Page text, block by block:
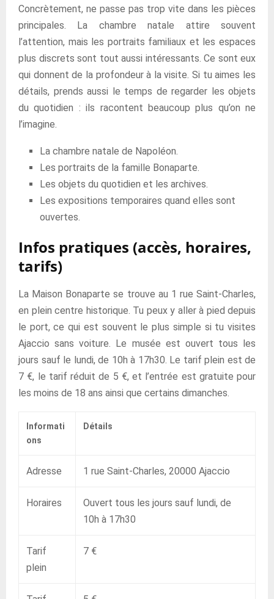
Concrètement, ne passe pas trop vite dans les pièces
principales. La chambre natale attire souvent
l’attention, mais les portraits familiaux et les espaces
plus discrets sont tout aussi intéressants. Ce sont eux
qui donnent de la profondeur à la visite. Si tu aimes les
détails, prends aussi le temps de regarder les objets
du quotidien : ils racontent beaucoup plus qu’on ne
l’imagine.
La chambre natale de Napoléon.
Les portraits de la famille Bonaparte.
Les objets du quotidien et les archives.
Les expositions temporaires quand elles sont
ouvertes.
Infos pratiques (accès, horaires,
tarifs)
La Maison Bonaparte se trouve au 1 rue Saint-Charles,
en plein centre historique. Tu peux y aller à pied depuis
le port, ce qui est souvent le plus simple si tu visites
Ajaccio sans voiture. Le musée est ouvert tous les
jours sauf le lundi, de 10h à 17h30. Le tarif plein est de
7 €, le tarif réduit de 5 €, et l’entrée est gratuite pour
les moins de 18 ans ainsi que certains dimanches.
Informati
ons
Détails
Adresse 1 rue Saint-Charles, 20000 Ajaccio
Horaires
Ouvert tous les jours sauf lundi, de
10h à 17h30
Tarif
plein
7 €